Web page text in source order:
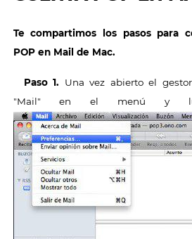
Te compartimos los pasos para
POP en Mail de Mac.
Paso 1. Una vez abierto el
"Mail" en el menú y